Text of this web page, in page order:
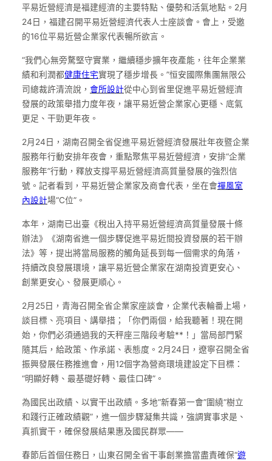
平易近營經濟是福建經濟的主要特點、優勢和活氣地點。2月
24日，福建召開平易近營經濟代表人士座談會。會上，受邀
的16位平易近營企業家代表暢所欲言。
“我們心無旁騖堅守實業，繼續穩步擴年夜產能，往年企業業
績和利潤都健康住宅實現了穩步增長。”恒安國際集團無限公
司總裁許清流說， 會所設計從中心到省里促進平易近營經濟
發展的政策舉措力度年夜，讓平易近營企業家心更穩、底氣
更足、干勁更年夜。
2月24日，湖南召開全省促進平易近營經濟發展壯年夜暨企業
服務年行動安排年夜會，重點聚焦平易近營經濟，安排“企業
服務年”行動，釋放支撐平易近營經濟高質量發展的強烈信
號。記者看到，平易近營企業家及商會代表，坐在會禪風室
內設計場“C位”。
本年，湖南已出臺《稅出入持平易近營經濟高質量發展十條
辦法》《湖南省進一個步驟促進平易近間投資發展的若干辦
法》等，提出將當局服務的觸角延長到每一個需求的角落，
持續改良發展環境，讓平易近營企業家在湖南投資更安心、
創業更安心、發展更順心。
2月25日，青海召開全省企業家座談會，企業代表輪番上場，
談目標、亮項目、講舉措；「你們兩個，給我聽著！現在開
始，你們必須通過我的天秤座三階段考驗**！」當局部門緊
隨其后，給政策、作承諾、表態度。2月24日，遼寧召開全省
振興發展任務推進會，用12個字為營商環境建設定下目標：
“明顯好轉、最基礎好轉、最佳口碑”。
為國民出政績、以實干出政績。多地“新春第一會”圍繞“樹立
和踐行正確政績觀”，進一個步驟凝集共識，強調實事求是、
真抓實干，確保發展結果惠及國民群眾——
春節后首個任務日，山東召開全省干事創業擔當盡責確保“遊